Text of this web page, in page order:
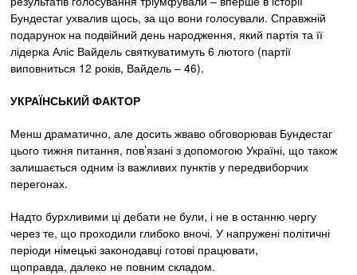
Бундестаг ухвалив щось, за що вони голосували. Справжній
подарунок на подвійний день народження, який партія та її
лідерка Аліс Вайдель святкуватимуть 6 лютого (партії
виповниться 12 років, Вайдель – 46).
УКРАЇНСЬКИЙ ФАКТОР
Менш драматично, але досить жваво обговорював Бундестаг
цього тижня питання, пов’язані з допомогою Україні, що також
залишається одним із важливих пунктів у передвиборчих
перегонах.
Надто бурхливими ці дебати не були, і не в останню чергу
через те, що проходили глибоко вночі. У напружені політичні
періоди німецькі законодавці готові працювати,
щоправда, далеко не повним складом.